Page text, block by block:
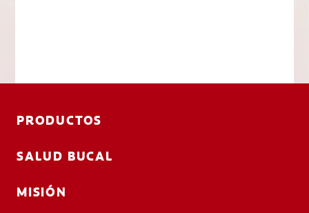
PRODUCTOS
SALUD BUCAL
MISIÓN